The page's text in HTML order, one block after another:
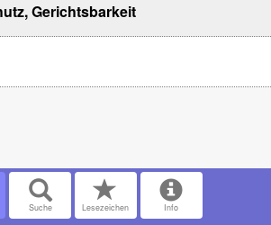
Gerichtsbarkeit
Suche Lesezeichen Info